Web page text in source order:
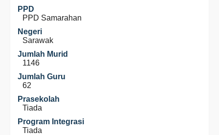
PPD
PPD Samarahan
Negeri
Sarawak
Jumlah Murid
1146
Jumlah Guru
62
Prasekolah
Tiada
Program Integrasi
Tiada